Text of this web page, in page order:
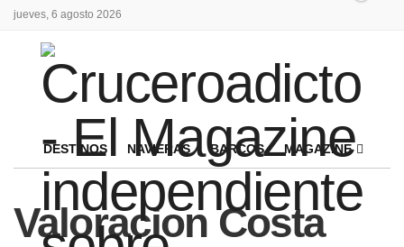
jueves, 6 agosto 2026
DESTINOS NAVIERAS BARCOS MAGAZINE
Valoracion Costa